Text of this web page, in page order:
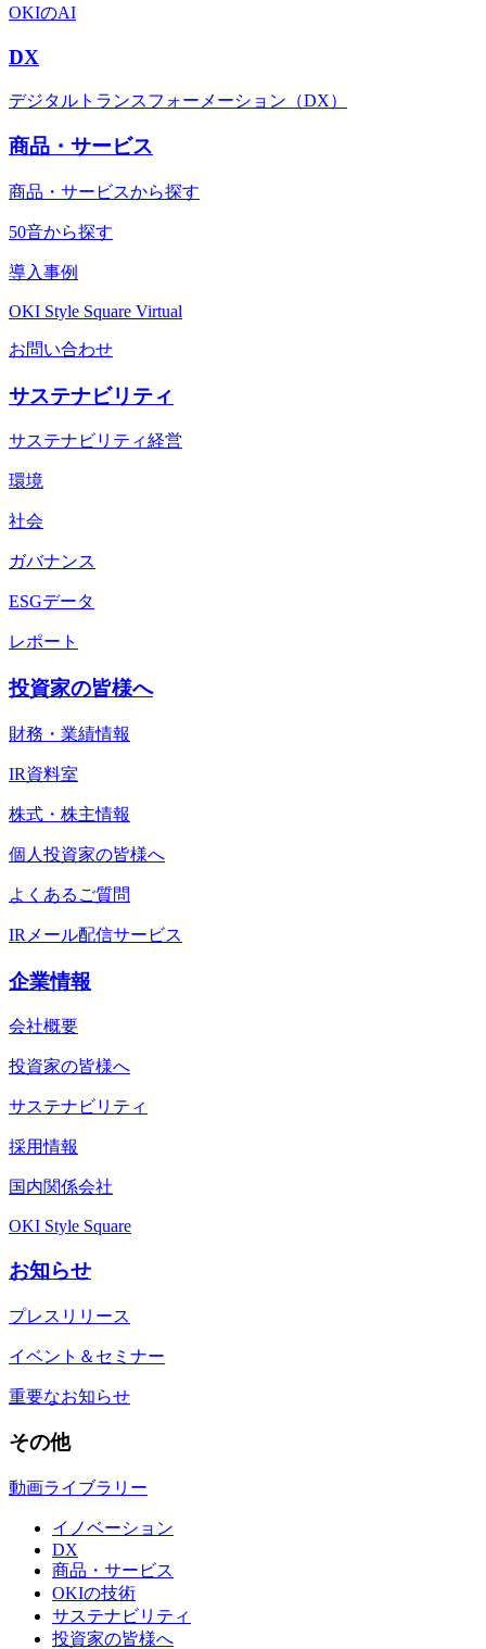
OKIのAI
DX
デジタルトランスフォーメーション（DX）
商品・サービス
商品・サービスから探す
50音から探す
導入事例
OKI Style Square Virtual
お問い合わせ
サステナビリティ
サステナビリティ経営
環境
社会
ガバナンス
ESGデータ
レポート
投資家の皆様へ
財務・業績情報
IR資料室
株式・株主情報
個人投資家の皆様へ
よくあるご質問
IRメール配信サービス
企業情報
会社概要
投資家の皆様へ
サステナビリティ
採用情報
国内関係会社
OKI Style Square
お知らせ
プレスリリース
イベント＆セミナー
重要なお知らせ
その他
動画ライブラリー
イノベーション
DX
商品・サービス
OKIの技術
サステナビリティ
投資家の皆様へ